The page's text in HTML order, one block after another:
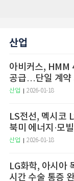
산업
아비커스, HMM
공급…단일 계약
산업 2026-01-18
LS전선, 멕시코
북미 에너지·모
산업 2026-01-18
LG화학, 아시아
시간 수술 통증